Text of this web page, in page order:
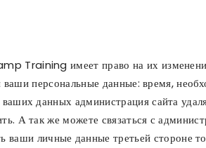
Training имеет право на их
ваши персональные данные: время,
данных администрация сайта
А так же можете связаться с
личные данные третьей стороне